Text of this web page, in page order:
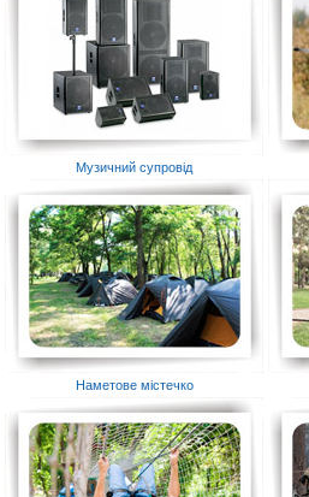
Музичний супровід
Наметове містечко